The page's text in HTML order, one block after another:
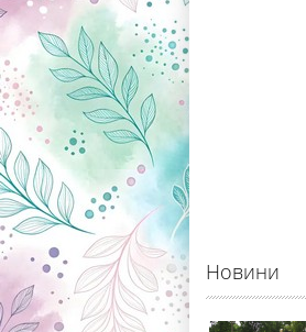
Новини